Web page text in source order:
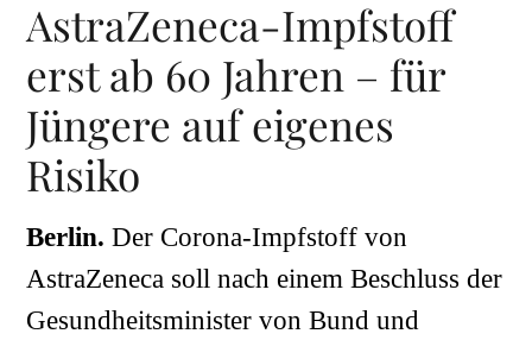
AstraZeneca-Impfstoff
erst ab 60 Jahren – für
Jüngere auf eigenes
Risiko
Berlin. Der Corona-Impfstoff von
AstraZeneca soll nach einem Beschluss der
Gesundheitsminister von Bund und